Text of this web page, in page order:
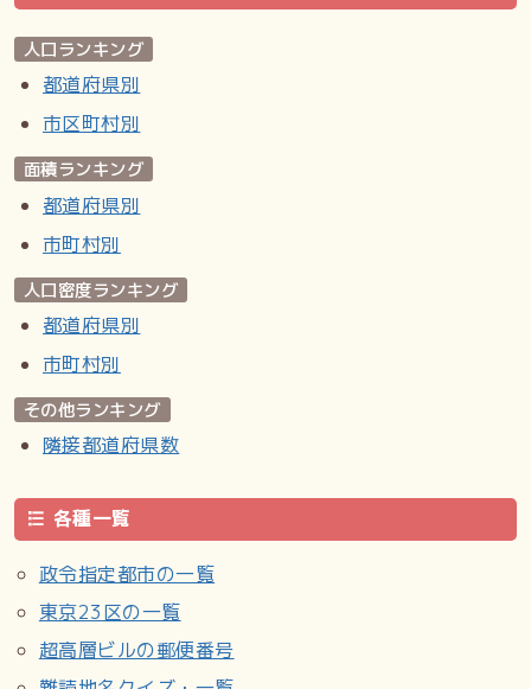
人口ランキング
都道府県別
市区町村別
面積ランキング
都道府県別
市町村別
人口密度ランキング
都道府県別
市町村別
その他ランキング
隣接都道府県数
各種一覧
政令指定都市の一覧
東京23区の一覧
超高層ビルの郵便番号